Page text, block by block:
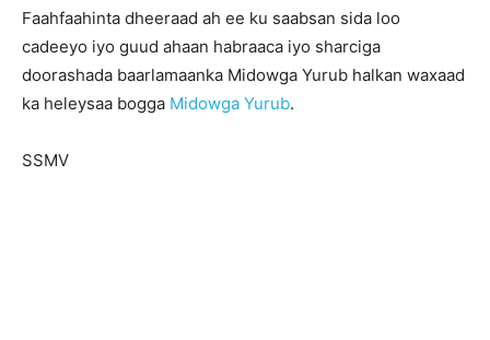
Faahfaahinta dheeraad ah ee ku saabsan sida loo
cadeeyo iyo guud ahaan habraaca iyo sharciga
doorashada baarlamaanka Midowga Yurub halkan waxaad
ka heleysaa bogga Midowga Yurub.
SSMV